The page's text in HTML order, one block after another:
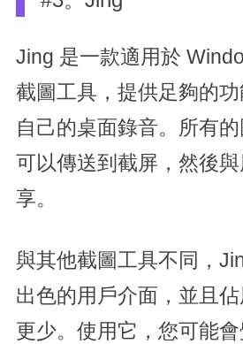
Jing 是一款適用於
截圖工具，提供足夠的
自己的桌面錄音。所有
可以傳送到截屏，然後
享。
與其他截圖工具不同，
出色的用戶介面，並且
更少。使用它，您可能